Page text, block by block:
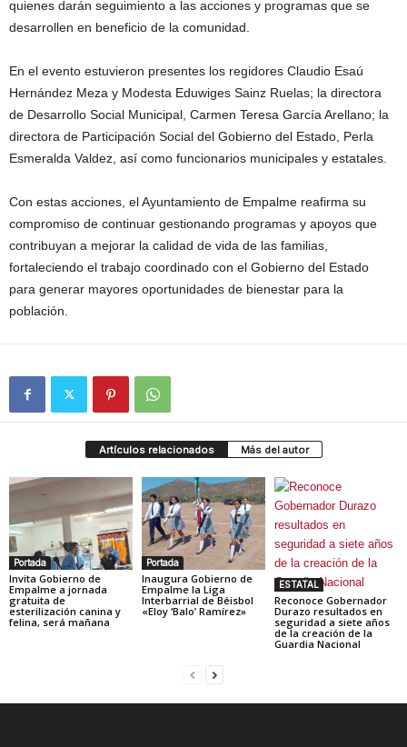
quienes darán seguimiento a las acciones y programas que se
desarrollen en beneficio de la comunidad.
En el evento estuvieron presentes los regidores Claudio Esaú
Hernández Meza y Modesta Eduwiges Sainz Ruelas; la directora
de Desarrollo Social Municipal, Carmen Teresa García Arellano; la
directora de Participación Social del Gobierno del Estado, Perla
Esmeralda Valdez, así como funcionarios municipales y estatales.
Con estas acciones, el Ayuntamiento de Empalme reafirma su
compromiso de continuar gestionando programas y apoyos que
contribuyan a mejorar la calidad de vida de las familias,
fortaleciendo el trabajo coordinado con el Gobierno del Estado
para generar mayores oportunidades de bienestar para la
población.
Artículos relacionados Más del autor
Portada
Invita Gobierno de
Empalme a jornada
gratuita de
esterilización canina y
felina, será mañana
Portada
Inaugura Gobierno de
Empalme la Liga
Interbarrial de Béisbol
«Eloy ‘Balo’ Ramírez»
ESTATAL
Reconoce Gobernador
Durazo resultados en
seguridad a siete años
de la creación de la
Guardia Nacional